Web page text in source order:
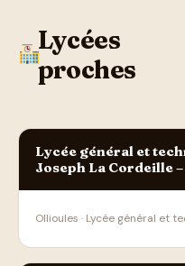
Lycées
proches
Lycée général et
Joseph La Cordeille
Ollioules · Lycée général et